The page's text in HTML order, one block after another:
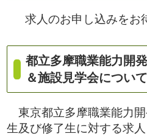
求人のお申し込みをお
都立多摩職業能力開
＆施設見学会について
東京都立多摩職業能力
生及び修了生に対する求